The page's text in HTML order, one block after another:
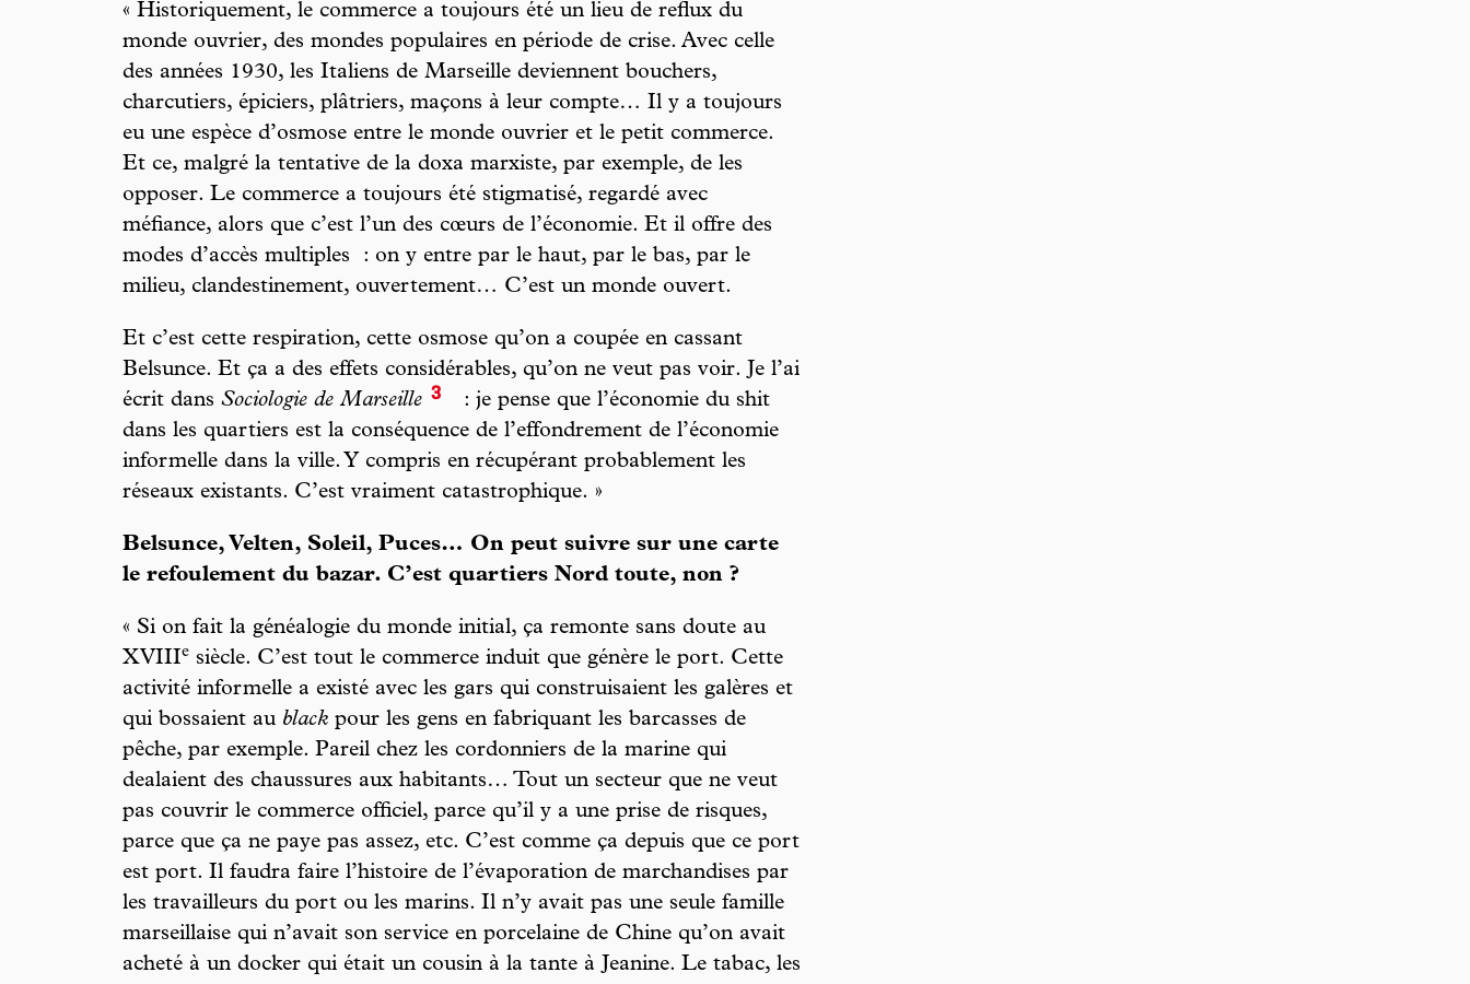
« Historiquement, le commerce a toujours été un lieu de reflux du
monde ouvrier, des mondes populaires en période de crise. Avec celle
des années 1930, les Italiens de Marseille deviennent bouchers,
charcutiers, épiciers, plâtriers, maçons à leur compte… Il y a toujours
eu une espèce d’osmose entre le monde ouvrier et le petit commerce.
Et ce, malgré la tentative de la doxa marxiste, par exemple, de les
opposer. Le commerce a toujours été stigmatisé, regardé avec
méfiance, alors que c’est l’un des cœurs de l’économie. Et il offre des
modes d’accès multiples : on y entre par le haut, par le bas, par le
milieu, clandestinement, ouvertement… C’est un monde ouvert.
Et c’est cette respiration, cette osmose qu’on a coupée en cassant
Belsunce. Et ça a des effets considérables, qu’on ne veut pas voir. Je l’ai
écrit dans Sociologie de Marseille 3
: je pense que l’économie du shit
dans les quartiers est la conséquence de l’effondrement de l’économie
informelle dans la ville. Y compris en récupérant probablement les
réseaux existants. C’est vraiment catastrophique. »
Belsunce, Velten, Soleil, Puces… On peut suivre sur une carte
le refoulement du bazar. C’est quartiers Nord toute, non ?
« Si on fait la généalogie du monde initial, ça remonte sans doute au
XVIIIe siècle. C’est tout le commerce induit que génère le port. Cette
activité informelle a existé avec les gars qui construisaient les galères et
qui bossaient au black pour les gens en fabriquant les barcasses de
pêche, par exemple. Pareil chez les cordonniers de la marine qui
dealaient des chaussures aux habitants… Tout un secteur que ne veut
pas couvrir le commerce officiel, parce qu’il y a une prise de risques,
parce que ça ne paye pas assez, etc. C’est comme ça depuis que ce port
est port. Il faudra faire l’histoire de l’évaporation de marchandises par
les travailleurs du port ou les marins. Il n’y avait pas une seule famille
marseillaise qui n’avait son service en porcelaine de Chine qu’on avait
acheté à un docker qui était un cousin à la tante à Jeanine. Le tabac, les